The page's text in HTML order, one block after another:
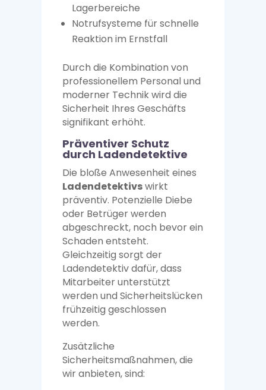
Lagerbereiche
Notrufsysteme für schnelle
Reaktion im Ernstfall
Durch die Kombination von
professionellem Personal und
moderner Technik wird die
Sicherheit Ihres Geschäfts
signifikant erhöht.
Präventiver Schutz
durch Ladendetektive
Die bloße Anwesenheit eines
Ladendetektivswirkt
präventiv. Potenzielle Diebe
oder Betrüger werden
abgeschreckt, noch bevor ein
Schaden entsteht.
Gleichzeitig sorgt der
Ladendetektiv dafür, dass
Mitarbeiter unterstützt
werden und Sicherheitslücken
frühzeitig geschlossen
werden.
Zusätzliche
Sicherheitsmaßnahmen, die
wir anbieten, sind: